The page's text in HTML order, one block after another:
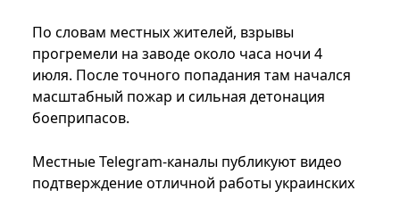
По словам местных жителей, взрывы
прогремели на заводе около часа ночи 4
июля. После точного попадания там начался
масштабный пожар и сильная детонация
боеприпасов.
Местные Telegram-каналы публикуют видео
подтверждение отличной работы украинских